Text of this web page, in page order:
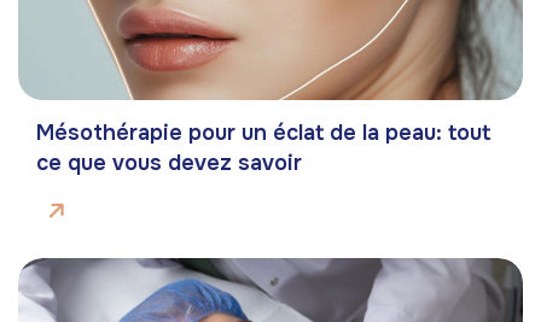
Mésothérapie pour un éclat de la peau: tout
ce que vous devez savoir